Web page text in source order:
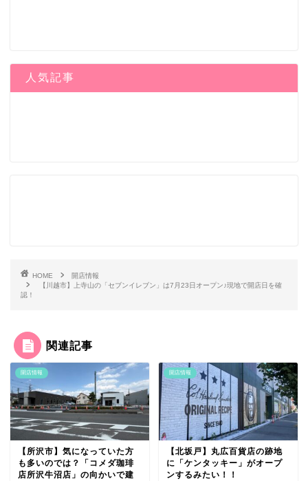
人気記事
HOME
開店情報
【川越市】上寺山の「セブンイレブン」は7月23日オープン♪現地で開店日を確
認！
関連記事
開店情報
【所沢市】気になっていた方
も多いのでは？「コメダ珈琲
店所沢牛沼店」の向かいで建
開店情報
【北坂戸】丸広百貨店の跡地
に「ケンタッキー」がオープ
ンするみたい！！